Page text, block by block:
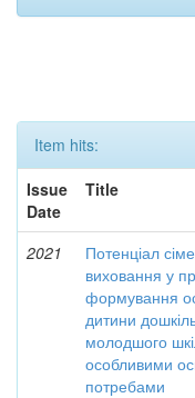
Item hits:
Issue
Date
Title
2021
Потенціал
виховання у
формування
дитини
молодшого
особливими
потребами